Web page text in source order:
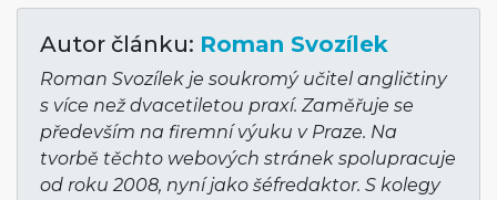
Autor článku: Roman Svozílek
Roman Svozílek je soukromý učitel angličtiny
s více než dvacetiletou praxí. Zaměřuje se
především na firemní výuku v Praze. Na
tvorbě těchto webových stránek spolupracuje
od roku 2008, nyní jako šéfredaktor. S kolegy